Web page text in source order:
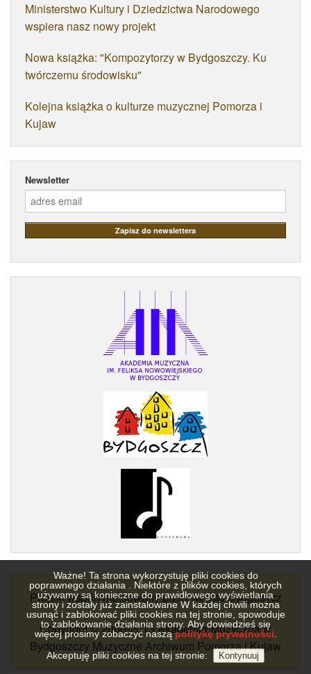
Ministerstwo Kultury i Dziedzictwa Narodowego
wspiera nasz nowy projekt
Nowa książka: "Kompozytorzy w Bydgoszczy. Ku
twórczemu środowisku"
Kolejna książka o kulturze muzycznej Pomorza i
Kujaw
Newsletter
Projekt współfinansowany przez Miasto Bydgoszcz
Copyright © 2000-2013 Akademia Muzyczna w
Bydgoszczy Muzyczne Archiwum Pomorza i Kujaw
Ważne! Ta strona wykorzystuję pliki cookies do
poprawnego działania . Niektóre z plików cookies, których
używamy są konieczne do prawidłowego wyświetlania
strony i zostały już zainstalowane W każdej chwili można
usunąć i zablokować pliki cookies na tej stronie, spowoduje
to zablokowanie działania strony. Aby dowiedzieś się
więcej prosimy zobaczyć nasząpolitykę prywatności
Akceptuję pliki cookies na tej stronie: